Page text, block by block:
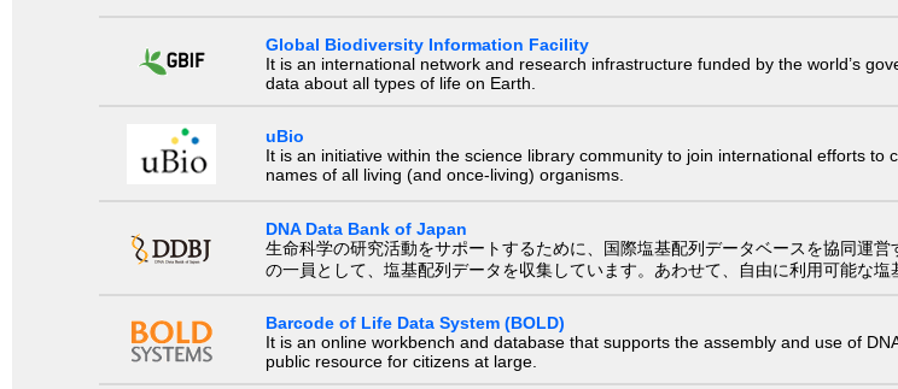
Global Biodiversity Information Facility
It is an international network and research infrastructure funded by the world’s
data about all types of life on Earth.
uBio
It is an initiative within the science library community to join international efforts
names of all living (and once-living) organisms.
DNA Data Bank of Japan
生命科学の研究活動をサポートするために、国際塩基配列データベースを協同運
の一員として、塩基配列データを収集しています。あわせて、自由に利用可能な
Barcode of Life Data System (BOLD)
It is an online workbench and database that supports the assembly and use of
public resource for citizens at large.